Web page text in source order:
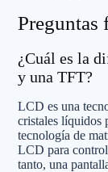
Preguntas
¿Cuál es la
y una TFT?
LCD es una
cristales líquidos
tecnología de
LCD para
tanto, una